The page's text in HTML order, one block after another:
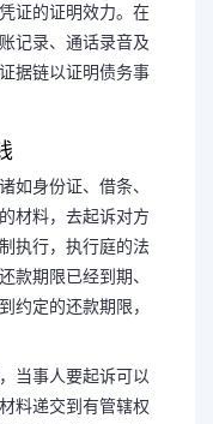
证的证明效力。在
记录、通话录音及
据链以证明债务事
如身份证、借条、
材料，去起诉对方
执行，执行庭的法
款期限已经到期、
约定的还款期限，
当事人要起诉可以
料递交到有管辖权